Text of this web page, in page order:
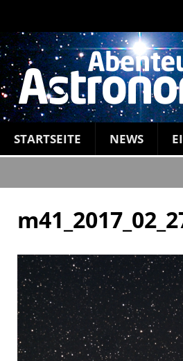
STARTSEITE NEWS